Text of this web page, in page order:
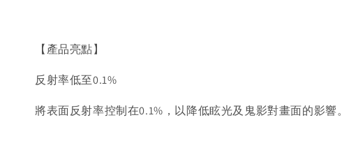
【產品亮點】
反射率低至0.1%
將表面反射率控制在0.1%，以降低眩光及鬼影對畫面的影響。